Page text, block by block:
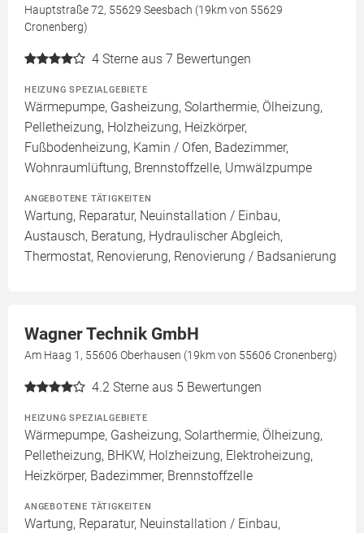
Hauptstraße 72, 55629 Seesbach (19km von 55629
Cronenberg)
4 Sterne aus 7 Bewertungen
HEIZUNG SPEZIALGEBIETE
Wärmepumpe, Gasheizung, Solarthermie, Ölheizung,
Pelletheizung, Holzheizung, Heizkörper,
Fußbodenheizung, Kamin / Ofen, Badezimmer,
Wohnraumlüftung, Brennstoffzelle, Umwälzpumpe
ANGEBOTENE TÄTIGKEITEN
Wartung, Reparatur, Neuinstallation / Einbau,
Austausch, Beratung, Hydraulischer Abgleich,
Thermostat, Renovierung, Renovierung / Badsanierung
Wagner Technik GmbH
Am Haag 1, 55606 Oberhausen (19km von 55606 Cronenberg)
4.2 Sterne aus 5 Bewertungen
HEIZUNG SPEZIALGEBIETE
Wärmepumpe, Gasheizung, Solarthermie, Ölheizung,
Pelletheizung, BHKW, Holzheizung, Elektroheizung,
Heizkörper, Badezimmer, Brennstoffzelle
ANGEBOTENE TÄTIGKEITEN
Wartung, Reparatur, Neuinstallation / Einbau,